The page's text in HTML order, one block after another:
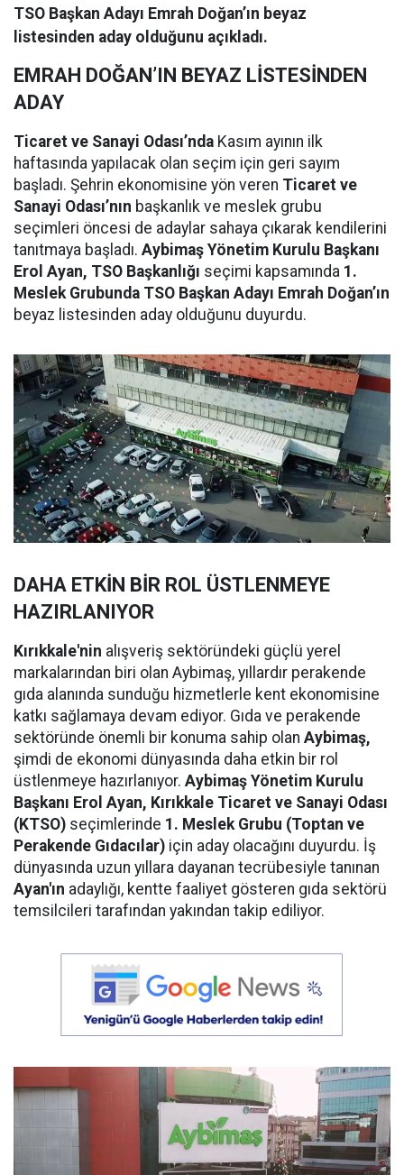
TSO Başkan Adayı Emrah Doğan’ın beyaz
listesinden aday olduğunu açıkladı.
EMRAH DOĞAN’IN BEYAZ LİSTESİNDEN
ADAY
Ticaret ve Sanayi Odası’nda Kasım ayının ilk
haftasında yapılacak olan seçim için geri sayım
başladı. Şehrin ekonomisine yön veren Ticaret ve
Sanayi Odası’nın başkanlık ve meslek grubu
seçimleri öncesi de adaylar sahaya çıkarak kendilerini
tanıtmaya başladı. Aybimaş Yönetim Kurulu Başkanı
Erol Ayan, TSO Başkanlığı seçimi kapsamında 1.
Meslek Grubunda TSO Başkan Adayı Emrah Doğan’ın
beyaz listesinden aday olduğunu duyurdu.
DAHA ETKİN BİR ROL ÜSTLENMEYE
HAZIRLANIYOR
Kırıkkale'nin alışveriş sektöründeki güçlü yerel
markalarından biri olan Aybimaş, yıllardır perakende
gıda alanında sunduğu hizmetlerle kent ekonomisine
katkı sağlamaya devam ediyor. Gıda ve perakende
sektöründe önemli bir konuma sahip olan Aybimaş,
şimdi de ekonomi dünyasında daha etkin bir rol
üstlenmeye hazırlanıyor. Aybimaş Yönetim Kurulu
Başkanı Erol Ayan, Kırıkkale Ticaret ve Sanayi Odası
(KTSO) seçimlerinde 1. Meslek Grubu (Toptan ve
Perakende Gıdacılar) için aday olacağını duyurdu. İş
dünyasında uzun yıllara dayanan tecrübesiyle tanınan
Ayan'ın adaylığı, kentte faaliyet gösteren gıda sektörü
temsilcileri tarafından yakından takip ediliyor.